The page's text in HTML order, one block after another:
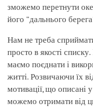
зможемо перетнути
його "дальнього
Нам не треба
просто в якості
маємо поєднати і
житті. Розвичаючи їх
мотивації, що описані
можемо отримати від